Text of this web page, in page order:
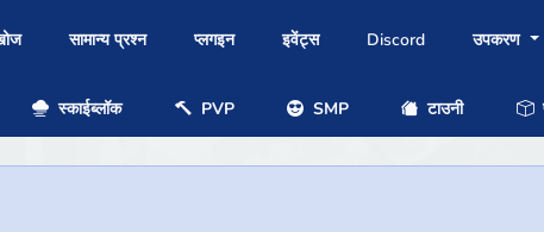
सामान्य प्रश्न प्लगइन इवेंट्स Discord उपकरण
स्काईब्लॉक PVP SMP टाउनी